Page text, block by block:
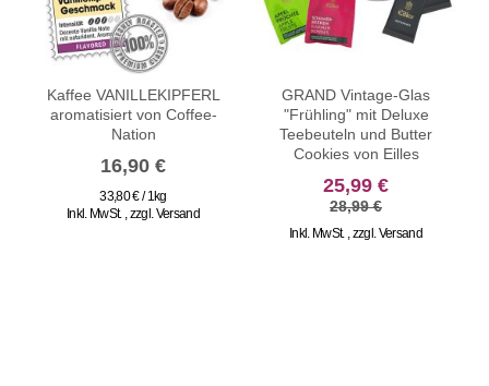
Kaffee VANILLEKIPFERL
aromatisiert von Coffee-
Nation
16,90 €
33,80 € / 1kg
Inkl. MwSt. zzgl. Versand
GRAND Vintage-Glas
"Frühling" mit Deluxe
Teebeuteln und Butter
Cookies von Eilles
25,99 €
28,99 €
Inkl. MwSt. zzgl. Versand